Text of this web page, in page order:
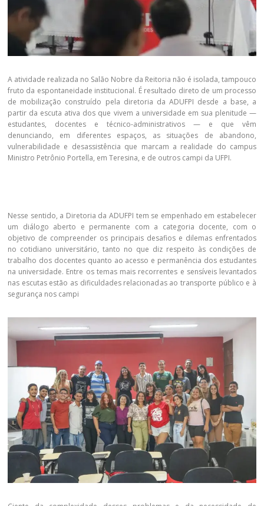
A atividade realizada no Salão Nobre da Reitoria não é isolada, tampouco
fruto da espontaneidade institucional. É resultado direto de um processo
de mobilização construído pela diretoria da ADUFPI desde a base, a
partir da escuta ativa dos que vivem a universidade em sua plenitude —
estudantes, docentes e técnico-administrativos — e que vêm
denunciando, em diferentes espaços, as situações de abandono,
vulnerabilidade e desassistência que marcam a realidade do campus
Ministro Petrônio Portella, em Teresina, e de outros campi da UFPI.
Nesse sentido, a Diretoria da ADUFPI tem se empenhado em estabelecer
um diálogo aberto e permanente com a categoria docente, com o
objetivo de compreender os principais desafios e dilemas enfrentados
no cotidiano universitário, tanto no que diz respeito às condições de
trabalho dos docentes quanto ao acesso e permanência dos estudantes
na universidade. Entre os temas mais recorrentes e sensíveis levantados
nas escutas estão as dificuldades relacionadas ao transporte público e à
segurança nos campi